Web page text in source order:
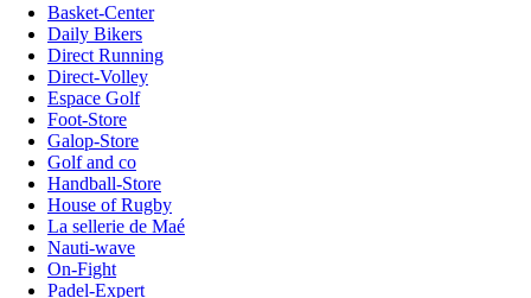
Basket-Center
Daily Bikers
Direct Running
Direct-Volley
Espace Golf
Foot-Store
Galop-Store
Golf and co
Handball-Store
House of Rugby
La sellerie de Maé
Nauti-wave
On-Fight
Padel-Expert